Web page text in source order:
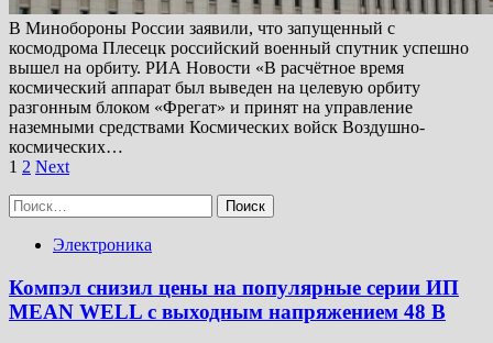
В Минобороны России заявили, что запущенный с
космодрома Плесецк российский военный спутник успешно
вышел на орбиту. РИА Новости «В расчётное время
космический аппарат был выведен на целевую орбиту
разгонным блоком «Фрегат» и принят на управление
наземными средствами Космических войск Воздушно-
космических…
Пагинация
записей
1 2 Next
Найти:
Электроника
Компэл снизил цены на популярные серии ИП
MEAN WELL с выходным напряжением 48 В